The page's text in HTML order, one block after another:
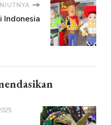
Indonesia